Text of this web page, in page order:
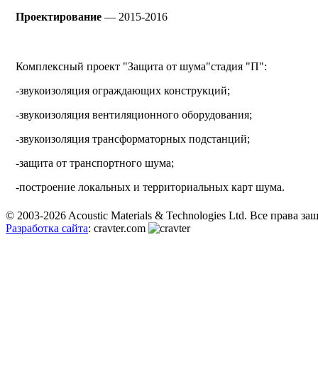
Проектирование — 2015-2016
Комплексный проект "Защита от шума"стадия "П":
-звукоизоляция ограждающих конструкций;
-звукоизоляция вентиляционного оборудования;
-звукоизоляция трансформаторных подстанций;
-защита от транспортного шума;
-построение локальных и территориальных карт шума.
© 2003-2026 Acoustic Materials & Technologies Ltd. Все права
Разработка сайта: cravter.com